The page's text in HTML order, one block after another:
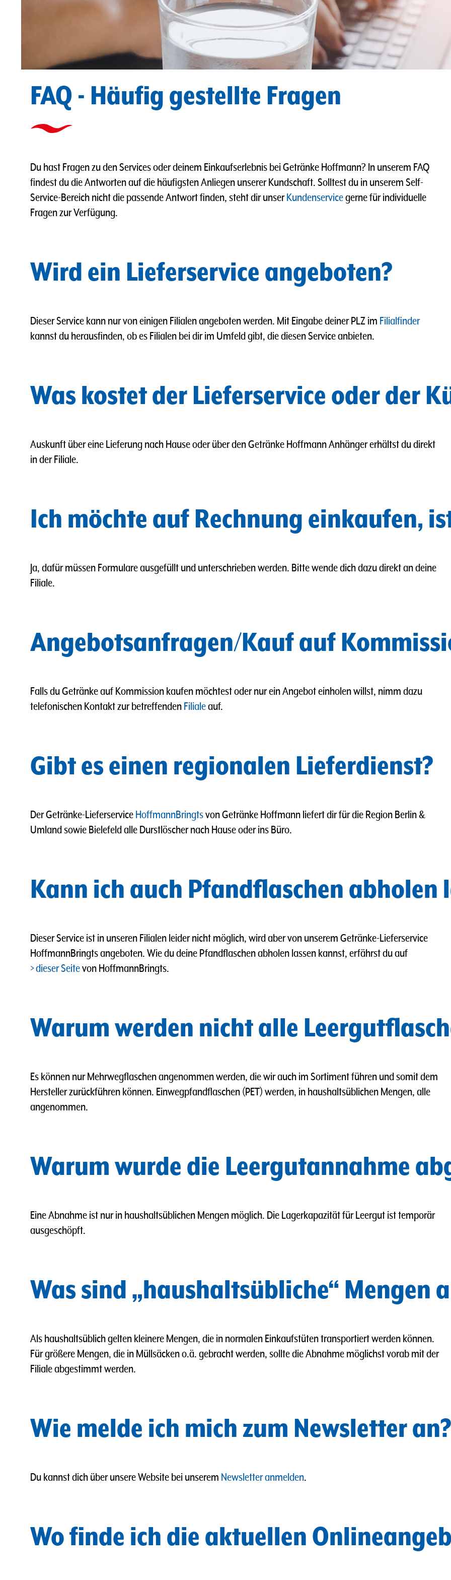
FAQ - Häufig gestellte Fragen
Du hast Fragen zu den Services oder deinem Einkaufserlebnis bei Getränke Hoffmann? In unserem FAQ
findest du die Antworten auf die häufigsten Anliegen unserer Kundschaft. Solltest du in unserem Self-
Service-Bereich nicht die passende Antwort finden, steht dir unserKundenservicegerne für individuelle
Fragen zur Verfügung.
Wird ein Lieferservice angeboten?
Dieser Service kann nur von einigen Filialen angeboten werden. Mit Eingabe deiner PLZ im Filialfinder
kannst du herausfinden, ob es Filialen bei dir im Umfeld gibt, die diesen Service anbieten.
Was kostet der Lieferservice oder der
Auskunft über eine Lieferung nach Hause oder über den Getränke Hoffmann Anhänger erhältst du direkt
in der Filiale.
Ich möchte auf Rechnung einkaufen,
Ja, dafür müssen Formulare ausgefüllt und unterschrieben werden. Bitte wende dich dazu direkt an deine
Filiale.
Angebotsanfragen/Kauf auf
Falls du Getränke auf Kommission kaufen möchtest oder nur ein Angebot einholen willst, nimm dazu
telefonischen Kontakt zur betreffenden Filialeauf.
Gibt es einen regionalen Lieferdienst?
Der Getränke-Lieferservice HoffmannBringtsvon Getränke Hoffmann liefert dir für die Region Berlin &
Umland sowie Bielefeld alle Durstlöscher nach Hause oder ins Büro.
Kann ich auch Pfandflaschen abholen
Dieser Service ist in unseren Filialen leider nicht möglich, wird aber von unserem Getränke-Lieferservice
HoffmannBringts angeboten. Wie du deine Pfandflaschen abholen lassen kannst, erfährst du auf
dieser Seitevon HoffmannBringts.
Warum werden nicht alle
Es können nur Mehrwegflaschen angenommen werden, die wir auch im Sortiment führen und somit dem
Hersteller zurückführen können. Einwegpfandflaschen (PET) werden, in haushaltsüblichen Mengen, alle
angenommen.
Warum wurde die Leergutannahme
Eine Abnahme ist nur in haushaltsüblichen Mengen möglich. Die Lagerkapazität für Leergut ist temporär
ausgeschöpft.
Was sind „haushaltsübliche“ Mengen
Als haushaltsüblich gelten kleinere Mengen, die in normalen Einkaufstüten transportiert werden können.
Für größere Mengen, die in Müllsäcken o.ä. gebracht werden, sollte die Abnahme möglichst vorab mit der
Filiale abgestimmt werden.
Wie melde ich mich zum Newsletter an?
Du kannst dich über unsere Website bei unserem Newsletter anmelden.
Wo finde ich die aktuellen